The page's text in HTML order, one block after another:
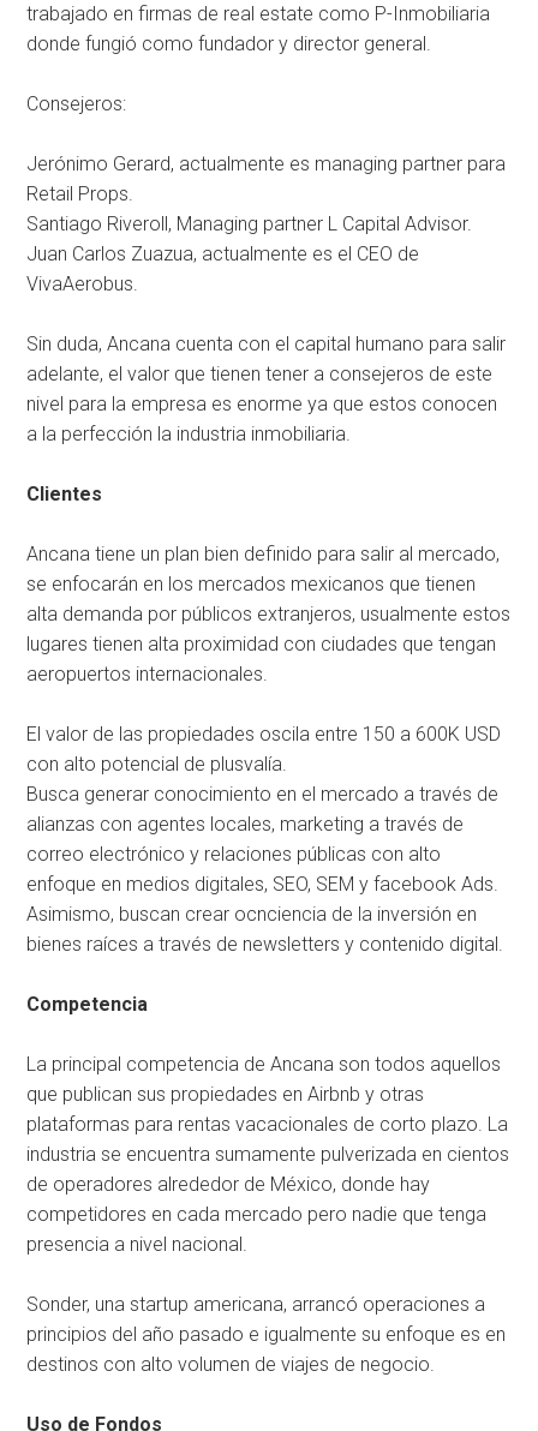
trabajado en firmas de real estate como P-Inmobiliaria
donde fungió como fundador y director general.
Consejeros:
Jerónimo Gerard, actualmente es managing partner para
Retail Props.
Santiago Riveroll, Managing partner L Capital Advisor.
Juan Carlos Zuazua, actualmente es el CEO de
VivaAerobus.
Sin duda, Ancana cuenta con el capital humano para salir
adelante, el valor que tienen tener a consejeros de este
nivel para la empresa es enorme ya que estos conocen
a la perfección la industria inmobiliaria.
Clientes
Ancana tiene un plan bien definido para salir al mercado,
se enfocarán en los mercados mexicanos que tienen
alta demanda por públicos extranjeros, usualmente estos
lugares tienen alta proximidad con ciudades que tengan
aeropuertos internacionales.
El valor de las propiedades oscila entre 150 a 600K USD
con alto potencial de plusvalía.
Busca generar conocimiento en el mercado a través de
alianzas con agentes locales, marketing a través de
correo electrónico y relaciones públicas con alto
enfoque en medios digitales, SEO, SEM y facebook Ads.
Asimismo, buscan crear ocnciencia de la inversión en
bienes raíces a través de newsletters y contenido digital.
Competencia
La principal competencia de Ancana son todos aquellos
que publican sus propiedades en Airbnb y otras
plataformas para rentas vacacionales de corto plazo. La
industria se encuentra sumamente pulverizada en cientos
de operadores alrededor de México, donde hay
competidores en cada mercado pero nadie que tenga
presencia a nivel nacional.
Sonder, una startup americana, arrancó operaciones a
principios del año pasado e igualmente su enfoque es en
destinos con alto volumen de viajes de negocio.
Uso de Fondos